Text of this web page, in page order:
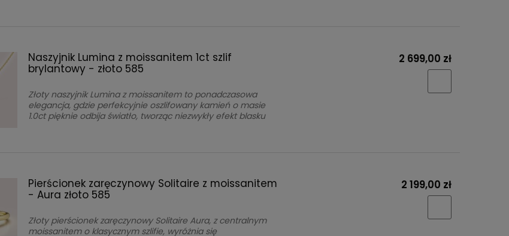
Naszyjnik Lumina z moissanitem 1ct szlif
brylantowy - złoto 585
Złoty naszyjnik Lumina z moissanitem to ponadczasowa
elegancja, gdzie perfekcyjnie oszlifowany kamień o masie
1.0ct pięknie odbija światło, tworząc niezwykły efekt blasku
2 699,00 zł
Pierścionek zaręczynowy Solitaire z moissanitem
- Aura złoto 585
Złoty pierścionek zaręczynowy Solitaire Aura, z centralnym
moissanitem o klasycznym szlifie, wyróżnia się
2 199,00 zł